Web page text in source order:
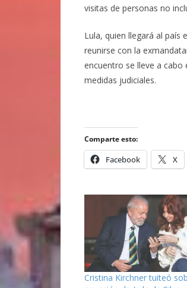
visitas de personas no
Lula, quien llegará al país
reunirse con la
encuentro se lleve a
medidas judiciales.
Comparte esto:
Facebook X
Cristina Kirchner tuiteó